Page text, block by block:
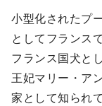
小型化されたプ
としてフランス
フランス国犬と
王妃マリー・ア
家として知られ